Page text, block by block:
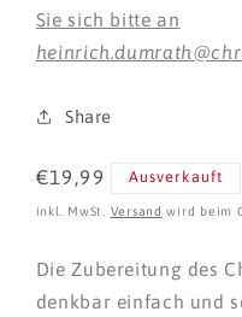
Sie sich bitte an
Share
Normaler
Preis
€19,99 Ausverkauft
inkl. MwSt. Versand wird beim
Die Zubereitung des
denkbar einfach und